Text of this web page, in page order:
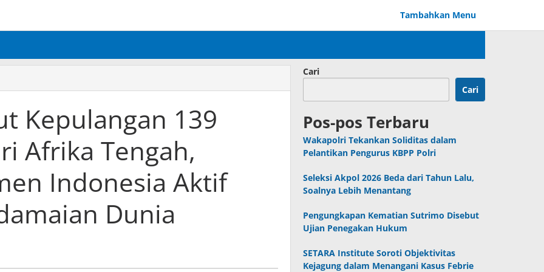
Tambahkan Menu
Kepulangan 139
Afrika Tengah,
Indonesia Aktif
Dunia
Cari
Cari
Pos-pos Terbaru
Wakapolri Tekankan Soliditas dalam
Pelantikan Pengurus KBPP Polri
Seleksi Akpol 2026 Beda dari Tahun Lalu,
Soalnya Lebih Menantang
Pengungkapan Kematian Sutrimo Disebut
Ujian Penegakan Hukum
SETARA Institute Soroti Objektivitas
Kejagung dalam Menangani Kasus Febrie